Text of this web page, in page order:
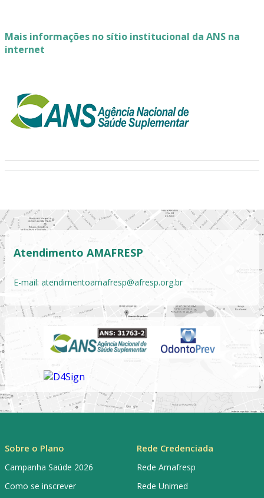
Mais informações no sítio institucional da ANS na
internet
Atendimento AMAFRESP
E-mail: atendimentoamafresp@afresp.org.br
Sobre o Plano
Campanha Saúde 2026
Como se inscrever
Rede Credenciada
Rede Amafresp
Rede Unimed